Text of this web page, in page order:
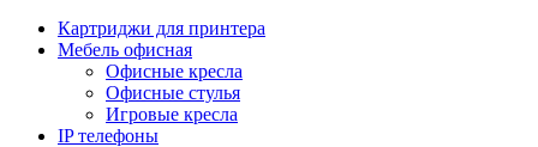
Картриджи для принтера
Мебель офисная
Офисные кресла
Офисные стулья
Игровые кресла
IP телефоны